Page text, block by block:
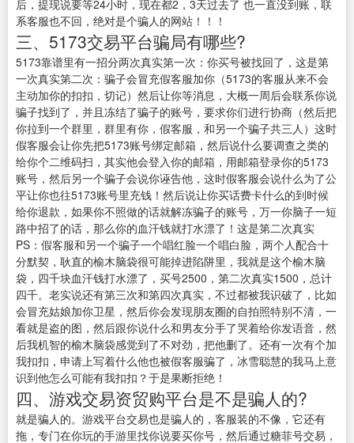
后，提现说要等24小时，现在都2，3天过去了 也一直没到账，联
系客服也不回，绝对是个骗人的网站！！！
三、5173交易平台骗局有哪些?
5173靠谱里有一招分两次真实第一次：你买号被找回了，这是第
一次真实第二次：骗子会冒充假客服加你（5173的客服从来不会
主动加你的扣扣，切记）然后让你等消息，大概一周后会联系你说
骗子找到了，并且冻结了骗子的账号，要求你们进行协商（然后把
你拉到一个群里，群里有你，假客服，和另一个骗子共三人）这时
假客服会让你先把5173账号绑定邮箱，然后说什么要调查之类的
给你个二维码扫，其实他会登入你的邮箱，用邮箱登录你的5173
账号，然后另一个骗子会说你诬告他，这时假客服会说什么为了公
平让你也往5173账号里充钱！然后说让你买话费卡什么的到时候
给你退款，如果你不照做的话就解冻骗子的账号，万一你脑子一短
路中招了的话，那么你的血汗钱就打水漂了！这是第二次真实
PS：假客服和另一个骗子一个唱红脸一个唱白脸，两个人配合十
分默契，耿直的榆木脑袋很可能掉进陷阱里，我就是这个榆木脑
袋，四千块血汗钱打水漂了，买号2500，第二次真实1500，总计
四千。老实说还有第三次和第四次真实，不过都被我识破了，比如
会冒充姑娘加你卫星，然后你会发现朋友圈的自拍照特别不清，一
看就是盗的图，然后跟你说什么和男友分手了哭着给你发语音，然
后我机智的榆木脑袋感觉到了不对劲，把他删了。还有一次有个加
我扣扣，申请上写着什么他也被假客服骗了，冰雪聪慧的我马上意
识到他怎么可能有我扣扣？于是果断拒绝！
四、游戏交易资贸购平台是不是骗人的?
就是骗人的。游戏平台交易也是骗人的，客服装的不像，它还有
拖，专门在你玩的手游里找你说要买你号，然后通过糖菲号交易，